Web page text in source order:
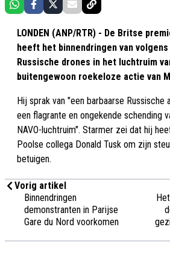
LONDEN (ANP/RTR) - De Britse
heeft het binnendringen van volgens
Russische drones in het luchtruim
buitengewoon roekeloze actie van
Hij sprak van "een barbaarse Russische
een flagrante en ongekende schending
NAVO-luchtruim". Starmer zei dat hij
Poolse collega Donald Tusk om zijn
betuigen.
Vorig artikel
Binnendringen
demonstranten in Parijse
Gare du Nord voorkomen